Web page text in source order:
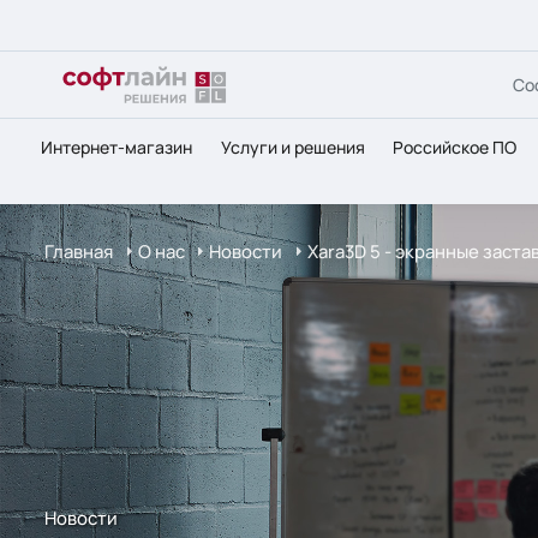
Интернет-магазин Услуги и решения Российское ПО
Главная О нас Новости Xara3D 5 - экранные
Новости